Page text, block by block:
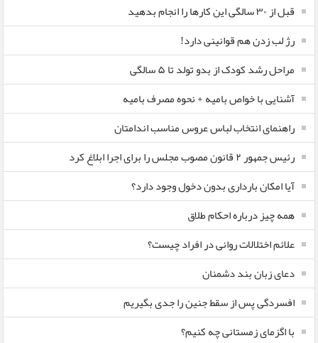
قبل از ۳۰ سالگی این کارها را انجام بدهید
رژ لب زدن هم قوانینی دارد!
مراحل رشد کودک از بدو تولد تا ۵ سالگی
آشنایی با خواص بامیه + نحوه مصرف بامیه
راهنمای انتخاب لباس عروس مناسب اندامتان
رئیس جمهور ۲ قانون مصوب مجلس را برای اجرا ابلاغ کرد
آیا امکان بارداری بدون دخول وجود دارد؟
همه چیز درباره احکام طلاق
علائم اختلالات روانی در افراد چیست؟
دعای زبان بند دشمنان
افسردگی پس از سقط جنین را جدی بگیریم
با اگزمای زمستانی چه کنیم؟